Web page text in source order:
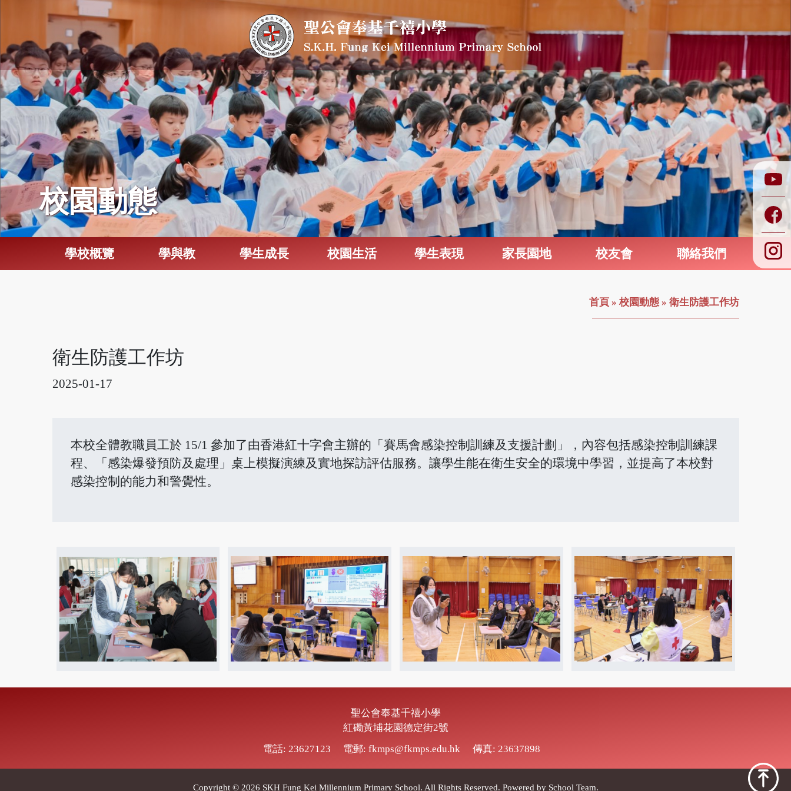
校園動態
學校概覽 學與教 學生成長 校園生活 學生表現 家長園地 校友會 聯絡我們
首頁 » 校園動態» 衛生防護工作坊
衛生防護工作坊
2025-01-17
本校全體教職員工於 15/1 參加了由香港紅十字會主辦的「賽馬會感染控制訓練及支援計劃」，內容包括感染控制訓練課
程、「感染爆發預防及處理」桌上模擬演練及實地探訪評估服務。讓學生能在衛生安全的環境中學習，並提高了本校對
感染控制的能力和警覺性。
聖公會奉基千禧小學
紅磡黃埔花園德定街2號
電話: 23627123
電郵: fkmps@fkmps.edu.hk 傳真: 23637898
Copyright © 2026 SKH Fung Kei Millennium Primary School. All Rights Reserved. Powered by School Team.